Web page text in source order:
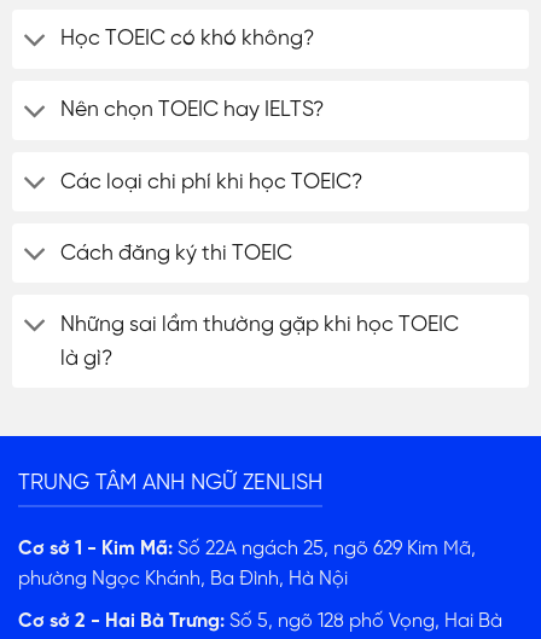
Học TOEIC có khó không?
Nên chọn TOEIC hay IELTS?
Các loại chi phí khi học TOEIC?
Cách đăng ký thi TOEIC
Những sai lầm thường gặp khi học TOEIC
là gì?
TRUNG TÂM ANH NGỮ ZENLISH
Cơ sở 1 - Kim Mã: Số 22A ngách 25, ngõ 629 Kim Mã,
phường Ngọc Khánh, Ba Đình, Hà Nội
Cơ sở 2 - Hai Bà Trưng: Số 5, ngõ 128 phố Vọng, Hai Bà